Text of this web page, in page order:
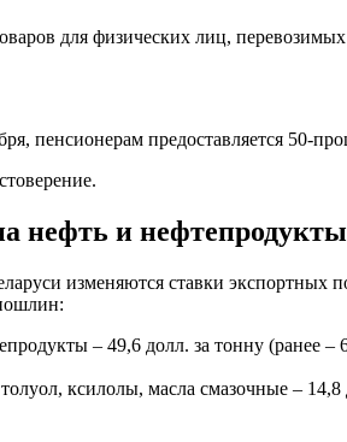
для физических лиц,
пенсионерам предоставляется 50-
нефть и нефтепродукты
изменяются ставки
– 49,6 долл. за тонну (ранее –
ксилолы, масла смазочные – 14,8